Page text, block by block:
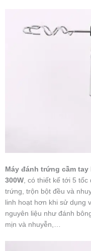
Máy đánh trứng cầm
300W , có thiết kế tới 5
trứng, trộn bột đều và
linh hoạt hơn khi sử dụng
nguyên liệu như đánh
mịn và nhuyễn,…